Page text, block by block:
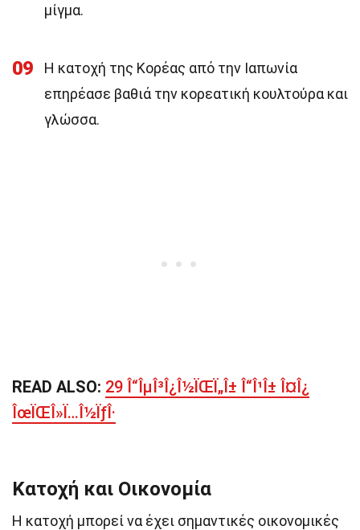
μίγμα.
09
Η κατοχή της Κορέας από την Ιαπωνία
επηρέασε βαθιά την κορεατική κουλτούρα και
γλώσσα.
READ ALSO: 29 Î“ÎµÎ³Î¿Î½ÏŒÏ„Î± Î“Î¹Î± Î¤Î¿
ÎœÏŒÎ»Ï…Î½ÏƒÎ·
Κατοχή και Οικονομία
Η κατοχή μπορεί να έχει σημαντικές οικονομικές